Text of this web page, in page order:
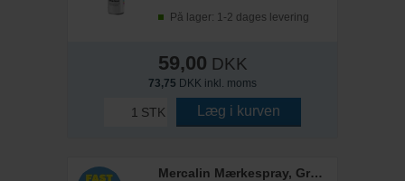
På lager: 1-2 dages levering
59,00 DKK
73,75 DKK inkl. moms
STK Læg i kurven
Mercalin Mærkespray, Grøn Fluor, 500ml